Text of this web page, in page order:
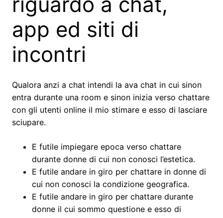
app ed siti di
incontri
Qualora anzi a chat intendi la ava chat in cui sinon
entra durante una room e sinon inizia verso chattare
con gli utenti online il mio stimare e esso di lasciare
sciupare.
E futile impiegare epoca verso chattare
durante donne di cui non conosci l’estetica.
E futile andare in giro per chattare in donne di
cui non conosci la condizione geografica.
E futile andare in giro per chattare durante
donne il cui sommo questione e esso di